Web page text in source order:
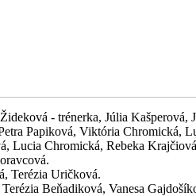
- trénerka, Júlia Kašperová,
Papiková, Viktória Chromická,
Lucia Chromická, Rebeka
Terézia Uričková.
Beňadiková, Vanesa